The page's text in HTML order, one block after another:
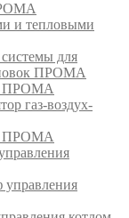
и тепловыми
для
ПРОМА
ПРОМА
газ-воздух-
ПРОМА